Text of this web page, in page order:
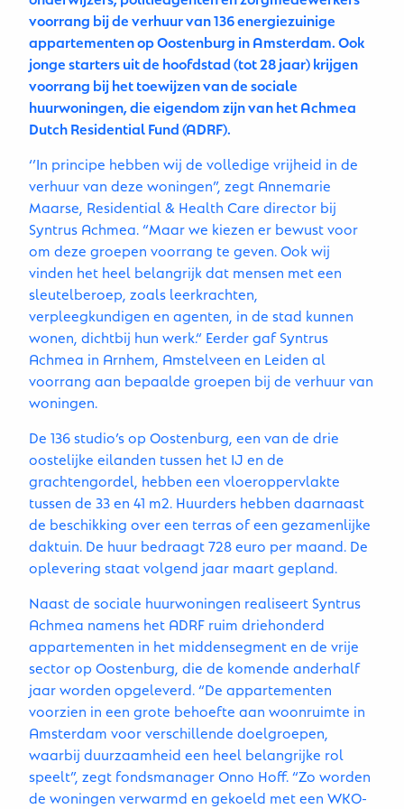
voorrang bij de verhuur van 136 energiezuinige
appartementen op Oostenburg in Amsterdam. Ook
jonge starters uit de hoofdstad (tot 28 jaar) krijgen
voorrang bij het toewijzen van de sociale
huurwoningen, die eigendom zijn van het Achmea
Dutch Residential Fund (ADRF).
‘’In principe hebben wij de volledige vrijheid in de
verhuur van deze woningen”, zegt Annemarie
Maarse, Residential & Health Care director bij
Syntrus Achmea. “Maar we kiezen er bewust voor
om deze groepen voorrang te geven. Ook wij
vinden het heel belangrijk dat mensen met een
sleutelberoep, zoals leerkrachten,
verpleegkundigen en agenten, in de stad kunnen
wonen, dichtbij hun werk.“ Eerder gaf Syntrus
Achmea in Arnhem, Amstelveen en Leiden al
voorrang aan bepaalde groepen bij de verhuur van
woningen.
De 136 studio’s op Oostenburg, een van de drie
oostelijke eilanden tussen het IJ en de
grachtengordel, hebben een vloeroppervlakte
tussen de 33 en 41 m2. Huurders hebben daarnaast
de beschikking over een terras of een gezamenlijke
daktuin. De huur bedraagt 728 euro per maand. De
oplevering staat volgend jaar maart gepland.
Naast de sociale huurwoningen realiseert Syntrus
Achmea namens het ADRF ruim driehonderd
appartementen in het middensegment en de vrije
sector op Oostenburg, die de komende anderhalf
jaar worden opgeleverd. “De appartementen
voorzien in een grote behoefte aan woonruimte in
Amsterdam voor verschillende doelgroepen,
waarbij duurzaamheid een heel belangrijke rol
speelt”, zegt fondsmanager Onno Hoff. “Zo worden
de woningen verwarmd en gekoeld met een WKO-